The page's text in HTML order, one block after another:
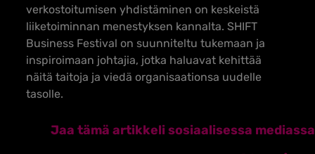
verkostoitumisen yhdistäminen on keskeistä
liiketoiminnan menestyksen kannalta. SHIFT
Business Festival on suunniteltu tukemaan ja
inspiroimaan johtajia, jotka haluavat kehittää
näitä taitoja ja viedä organisaationsa uudelle
tasolle.
Jaa tämä artikkeli sosiaalisessa mediassa